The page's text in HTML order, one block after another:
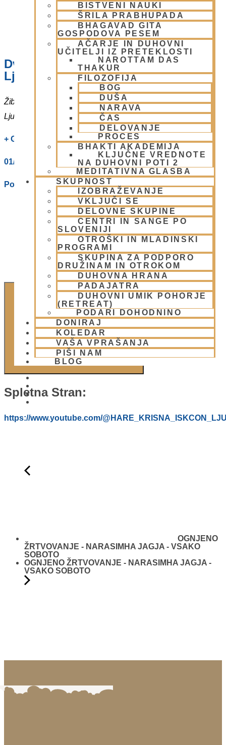
BISTVENI NAUKI
ŠRILA PRABHUPADA
BHAGAVAD GITA
GOSPODOVA PESEM
AČARJE IN DUHOVNI
UČITELJI IZ PRETEKLOSTI
NAROTTAM DAS
THAKUR
FILOZOFIJA
BOG
DUŠA
NARAVA
ČAS
DELOVANJE
PROCES
BHAKTI AKADEMIJA
KLJUČNE VREDNOTE
NA DUHOVNI POTI 2
MEDITATIVNA GLASBA
SKUPNOST
IZOBRAŽEVANJE
VKLJUČI SE
DELOVNE SKUPINE
CENTRI IN SANGE PO
SLOVENIJI
OTROŠKI IN MLADINSKI
PROGRAMI
SKUPINA ZA PODPORO
DRUŽINAM IN OTROKOM
DUHOVNA HRANA
PADAJATRA
DUHOVNI UMIK POHORJE
(RETREAT)
PODARI DOHODNINO
DONIRAJ
KOLEDAR
VAŠA VPRAŠANJA
PIŠI NAM
BLOG
NEDELJSKO SREČANJE
Dvorana – Center Hare Krišna v
Ljubljani
Žibertova 27
Ljubljana
Slovenia
+ Google Zemljevidi
01/ 4312319
Poglej Prizorišče spletno stran
Spletna Stran:
https://www.youtube.com/
OGNJENO
ŽRTVOVANJE - NARASIMHA JAGJA - VSAKO
SOBOTO
OGNJENO ŽRTVOVANJE - NARASIMHA JAGJA -
VSAKO SOBOTO